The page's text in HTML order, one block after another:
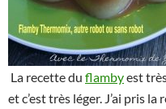
La recette du flambyest
et c’est très léger. J’ai pris